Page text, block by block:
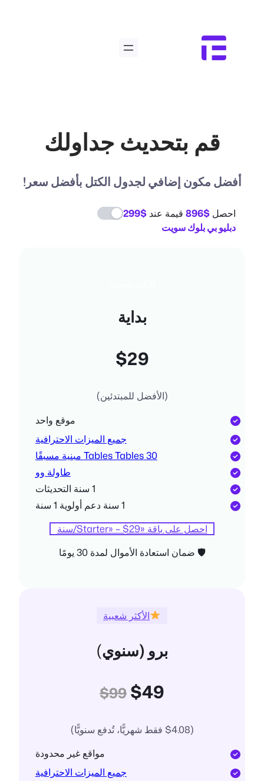
قم بتحديث جداولك
أفضل مكون إضافي لجدول الكتل بأفضل سعر!
احصل $896 قيمة عند $299
دبليو بي بلوك سويت
بداية
$29
(الأفضل للمبتدئين)
موقع واحد
جميع الميزات الاحترافية
30 Tables Tables مبنية مسبقًا
طاولة وو
1 سنة التحديثات
1 سنة دعم أولوية 1 سنة
احصل على باقة «Starter» – $29/سنة
🛡 ضمان استعادة الأموال لمدة 30 يومًا
الأكثر شعبية
برو (سنوي)
$49
$99
($4.08 فقط شهريًّا، تُدفع سنويًّا)
مواقع غير محدودة
جميع الميزات الاحترافية